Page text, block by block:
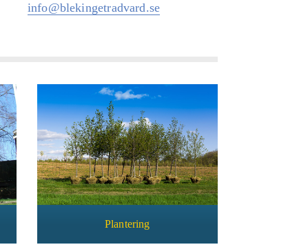
info@blekingetradvard.se
Plantering